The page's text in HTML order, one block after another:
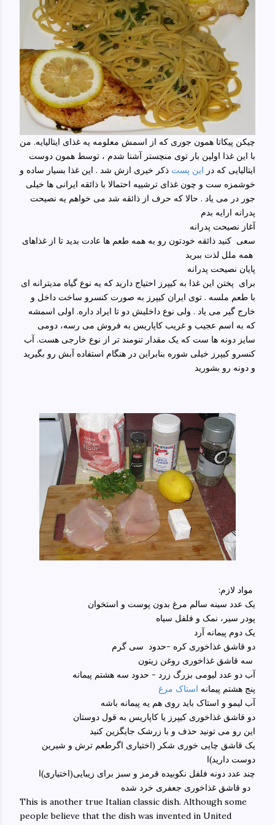
چیکن پیکاتا همون جوری که از اسمش معلومه یه غذای ایتالیایه. من
با این غذا اولین بار توی منچستر آشنا شدم ، توسط همون دوست
ایتالیایی که در این پست ذکر خیری ازش شد . این غذا بسیار ساده و
خوشمزه ست و چون غذای ترشییه احتمالا با ذائقه ایرانی ها خیلی
جور در می یاد . حالا که حرف از ذائقه شد می خواهم یه نصیحت
پدرانه ارایه بدم
آغاز نصیحت پدرانه
سعی کنید ذائقه خودتون رو به همه طعم ها عادت بدید تا از غذاهای
پایان نصیحت پدرانه
برای پختن این غذا به کیپرز احتیاج دارید که یه نوع گیاه مدیترانه ای
با طعم ملسه . توی ایران کیپرز به صورت کنسرو ساخت داخل و
خارج گیر می یاد . ولی نوع داخلیش دو تا ایراد داره. اولی اسمشه
که به اسم عجیب و غریب کاپاریس به فروش می رسه، دومی
سایز دونه ها ست که یک مقدار تنومند تر از نوع خارجی هست. آب
کنسرو کیپرز خیلی شوره بنابراین در هنگام استفاده آبش رو بگیرید
و دونه رو بشورید
یک عدد سینه سالم مرغ بدون پوست و استخوان
پودر سیر، نمک و فلفل سیاه
یک دوم پیمانه آرد
دو قاشق غذاخوری کره -حدود سی گرم
آب دو عدد لیومی بزرگ زرد - حدود سه هشتم پیمانه
پنج هشتم پیمانه استاک مرغ
آب لیمو و استاک باید روی هم یه پیمانه باشه
دو قاشق غذاخوری کیپرز یا کاپاریس به قول دوستان
این رو می تونید حذف و با زرشک جایگزین کنید
یک قاشق چایی خوری شکر (اختیاری اگرطعم ترش و شیرین
دوست دارید)ا
چند عدد دونه فلفل نکوبیده قرمز و سبز برای زیبایی(اختیاری)ا
This is another true Italian classic dish. Although some
people believe that the dish was invented in United